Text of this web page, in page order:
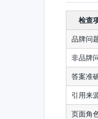
检查
品牌问
非品牌
答案准
引用来
页面角